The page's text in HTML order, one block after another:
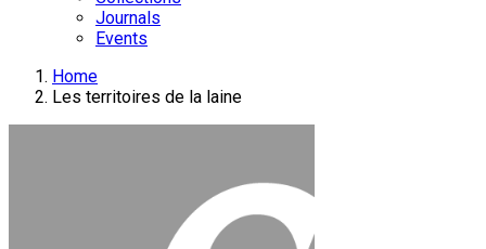
Journals
Events
Home
Les territoires de la laine